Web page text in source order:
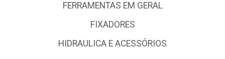
FERRAMENTAS EM GERAL
FIXADORES
HIDRAULICA E ACESSÓRIOS